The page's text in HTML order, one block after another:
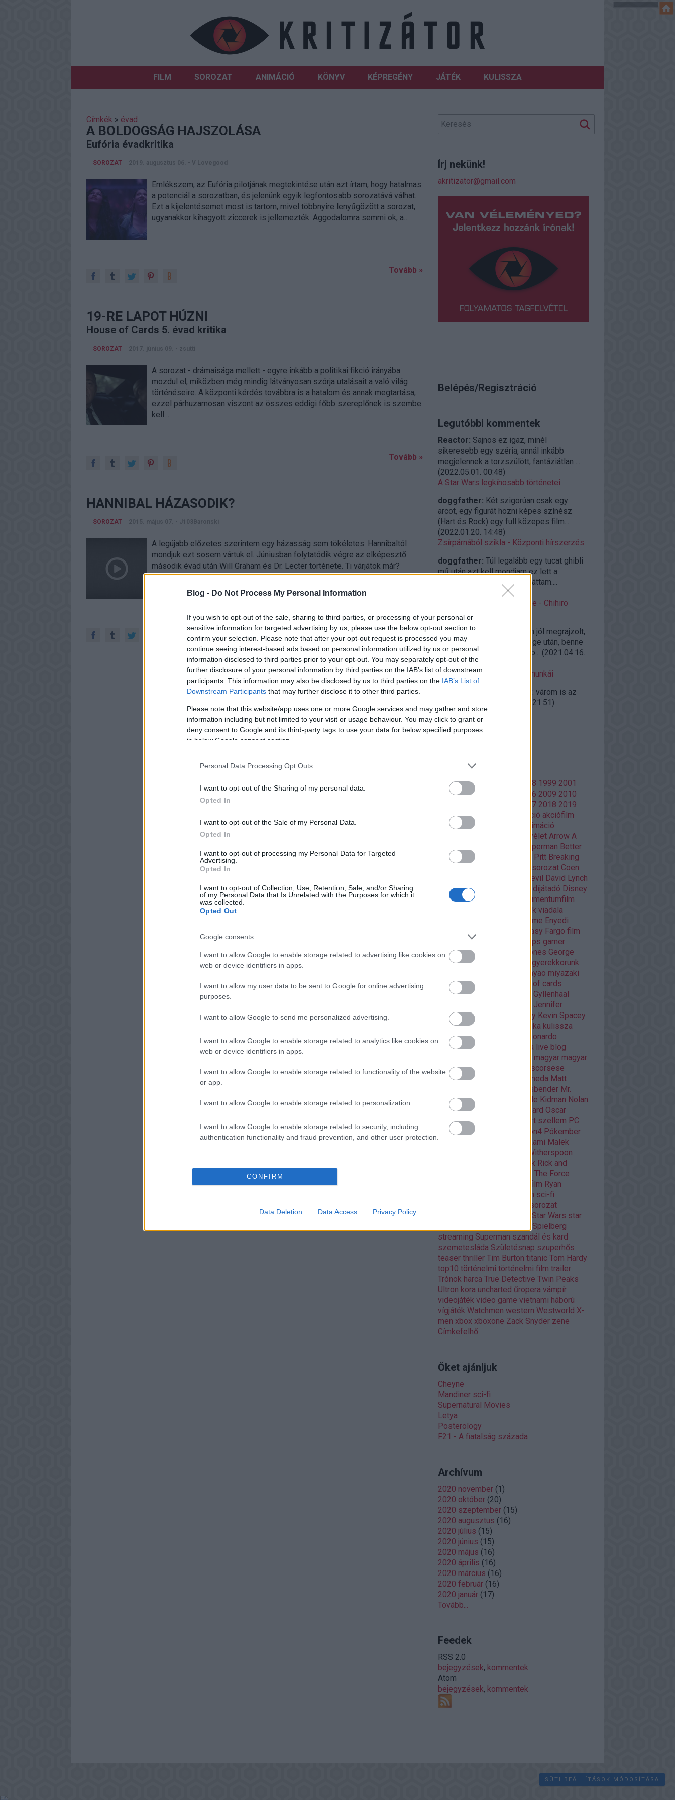
Blog - Do Not Process My Personal Information
If you wish to opt-out of the sale, sharing to third parties, or processing of your personal or
sensitive information for targeted advertising by us, please use the below opt-out section to
confirm your selection. Please note that after your opt-out request is processed you may
continue seeing interest-based ads based on personal information utilized by us or personal
information disclosed to third parties prior to your opt-out. You may separately opt-out of the
further disclosure of your personal information by third parties on the IAB’s list of downstream
participants. This information may also be disclosed by us to third parties on the IAB’s List of
Downstream Participants that may further disclose it to other third parties.
Please note that this website/app uses one or more Google services and may gather and store
information including but not limited to your visit or usage behaviour. You may click to grant or
deny consent to Google and its third-party tags to use your data for below specified purposes
in below Google consent section.
Personal Data Processing Opt Outs
I want to opt-out of the Sharing of my personal data.
Opted In
I want to opt-out of the Sale of my Personal Data.
Opted In
I want to opt-out of processing my Personal Data for Targeted
Advertising.
Opted In
I want to opt-out of Collection, Use, Retention, Sale, and/or Sharing
of my Personal Data that Is Unrelated with the Purposes for which it
was collected.
Opted Out
Google consents
I want to allow Google to enable storage related to advertising like cookies on
web or device identifiers in apps.
I want to allow my user data to be sent to Google for online advertising
purposes.
I want to allow Google to send me personalized advertising.
I want to allow Google to enable storage related to analytics like cookies on
web or device identifiers in apps.
I want to allow Google to enable storage related to functionality of the website
or app.
I want to allow Google to enable storage related to personalization.
I want to allow Google to enable storage related to security, including
authentication functionality and fraud prevention, and other user protection.
CONFIRM
Data Deletion Data Access Privacy Policy
FILM SOROZAT ANIMÁCIÓ KÖNYV KÉPREGÉNY JÁTÉK KULISSZA
Címkék » évad
A BOLDOGSÁG HAJSZOLÁSA
Eufória évadkritika
SOROZAT 2019. augusztus 06. - V Lovegood
Emlékszem, az Eufória pilotjának megtekintése után azt írtam, hogy hatalmas
a potenciál a sorozatban, és jelenünk egyik legfontosabb sorozatává válhat.
Ezt a kijelentésemet most is tartom, mivel többnyire lenyűgözött a sorozat,
ugyanakkor kihagyott ziccerek is jellemezték. Aggodalomra semmi ok, a…
Tovább »
19-RE LAPOT HÚZNI
House of Cards 5. évad kritika
SOROZAT 2017. június 09. - zsutti
A sorozat - drámaisága mellett - egyre inkább a politikai fikció irányába
mozdul el, miközben még mindig látványosan szórja utalásait a való világ
történéseire. A központi kérdés továbbra is a hatalom és annak megtartása,
ezzel párhuzamosan viszont az összes eddigi főbb szereplőnek is szembe
kell…
Tovább »
HANNIBAL HÁZASODIK?
SOROZAT 2015. május 07. - J103Baronski
A legújabb előzetes szerintem egy házasság sem tökéletes. Hannibaltól
mondjuk ezt sosem vártuk el. Júniusban folytatódik végre az elképesztő
második évad után Will Graham és Dr. Lecter története. Ti várjátok már?
Tovább »
Írj nekünk!
akritizator@gmail.com
Belépés/Regisztráció
Legutóbbi kommentek
Reactor: Sajnos ez igaz, minél
sikeresebb egy széria, annál inkább
megjelennek a torzszülött, fantáziátlan ...
(2022.05.01. 00:48)
A Star Wars legkínosabb történetei
doggfather: Két szigorúan csak egy
arcot, egy figurát hozni képes színész
(Hart és Rock) egy full közepes film...
(2022.01.20. 14:48)
Zsírpárnából szikla - Központi hírszerzés
doggfather: Túl legalább egy tucat ghibli
mű után azt kell mondjam ez lett a
legelborultabb amit eddig láttam....
)
RetroAjánló vasárnap estére - Chihiro
szellemországban (2001)
doggfather:
Félelmetesen jól megrajzolt,
összerakott világ a világvége után, benne
igazi élő emberekkel, és so... (2021.04.16.
23:09)
Miyazaki kevésbé ismert munkái
@doomguard: várom is az
2020.10.27. 21:51)
A fiúk visszatérnek
Utolsó 20
Címkék
1986 1988 1998 1999 2001
2002 2003 2006 2009 2010
2017 2018 2019
2020 Adult Swim akció akciófilm
Amazon Prime
animáció
Aranyélet Arrow A
Batman V Superman Better
Call Saul
Bosszúállók Brad Pitt Breaking
cikksorozat Coen
Daredevil David Lynch
Deadpool díjátadó Disney
disztópia Doctor Who
dokumentumfilm
Éhezők viadala
Enders Game Enyedi
fantasy Fargo film
filmfesztivál fps gamer
gamer percek
Game of thrones George
Lucas Ghibli
gyerekkorunk
hayao miyazaki
HBO HBO GO
house of cards
Hunger games
Jake Gyllenhaal
Jennifer
Lawrence kaland képregény Kevin Spacey
klasszikus
kritika kulissza
kultfilm kultuszfilmekről
Leonardo
DiCaprio Liam Neeson lista live blog
magyar magyar
film Margot Robbie
martin scorsese
Marvel mass effect andromeda Matt
Michael Fassbender Mr.
Robot musical Nicole Kidman Nolan
Nolan filmek
Orson Scott Card Oscar
Oscarra várva
Páncélba zárt szellem PC
Pixar playstation playstation4 Pókember
politika
Rami Malek
Reese Witherspoon
retro filmek Rick and
Road to The Force
rövidfilm Ryan
Gosling Scarlett Johansson sci-fi
sorozat
Star Wars star
Steven Spielberg
streaming Superman szandál és kard
szemetesláda Születésnap szuperhős
teaser thriller Tim Burton titanic Tom Hardy
top10 történelmi történelmi film trailer
Trónok harca True Detective Twin Peaks
Ultron kora uncharted űropera vámpír
videojáték video game vietnami háború
vígjáték Watchmen western Westworld X-
men xbox xboxone Zack Snyder zene
Címkefelhő
Őket ajánljuk
Cheyne
Mandiner sci-fi
Supernatural Movies
Letya
Posterology
F21 - A fiatalság százada
Archívum
2020 november (1)
2020 október (20)
2020 szeptember (15)
2020 augusztus (16)
2020 július (15)
2020 június (15)
2020 május (16)
2020 április (16)
2020 március (16)
2020 február (16)
2020 január (17)
Tovább...
Feedek
RSS 2.0
bejegyzések, kommentek
Atom
bejegyzések, kommentek
SÜTI BEÁLLÍTÁSOK MÓDOSÍTÁSA